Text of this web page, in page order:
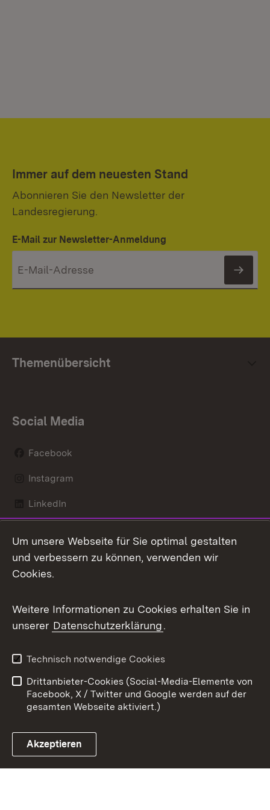
Immer auf dem neuesten Stand
Abonnieren Sie den Newsletter der
Landesregierung.
E-Mail zur Newsletter-Anmeldung
Themenübersicht
Social Media
Facebook
Instagram
LinkedIn
X / Twitter
Youtube
Link zum Landesportal
Kontakt
Datenschutz
Barrierefreiheit
Impressum
Cookies
Um unsere Webseite für Sie optimal gestalten
und verbessern zu können, verwenden wir
Cookies.
Weitere Informationen zu Cookies erhalten Sie in
unserer Datenschutzerklärung.
Technisch notwendige Cookies
Drittanbieter-Cookies (Social-Media-Elemente von
Facebook, X / Twitter und Google werden auf der
gesamten Webseite aktiviert.)
Akzeptieren